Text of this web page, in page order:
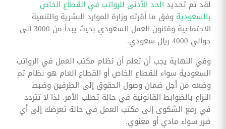
لقد تم تحديد الحد الأدنى للرواتب في القطاع الخاص
بالسعودية وفق ما أقرته وزارة الموارد البشرية والتنمية
الاجتماعية وقانون العمل السعودي بحيث يبدأ من 3000 إلى
حوالي 4000 ريال سعودي.
وفي النهاية يجب أن تعلم أن نظام مكتب العمل في الرواتب
السعودية سواء للقطاع الخاص أو القطاع العام هو نظام تم
وضعه من أجل ضمان وصول الحقوق إلى الطرفين وضبط
النزاع بالضوابط القانونية في حالة تطلب الأمر. لذا لا تتردد
في رفع الشكوى إلى مكتب العمل في حالة تعرضك إلى أي
ضرر سواء مادي أو معنوي.